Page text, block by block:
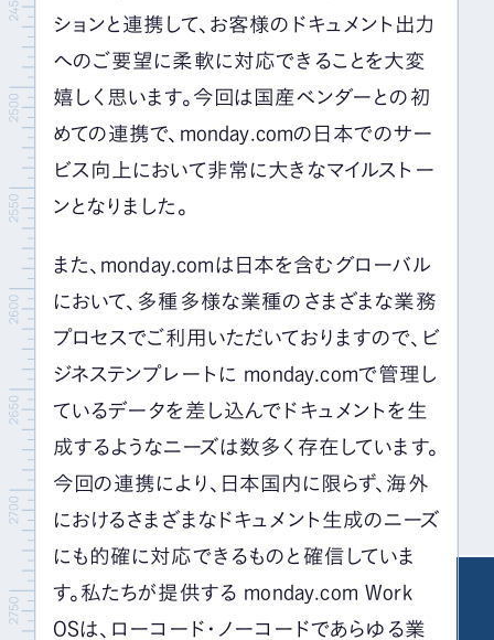
ションと連携して、お客様のドキュメント出力
へのご要望に柔軟に対応できることを大変
嬉しく思います。今回は国産ベンダーとの初
めての連携で、 monday.comの日本でのサー
ビス向上において非常に大きなマイルストー
ンとなりました。
また、 monday.comは日本を含むグローバル
において、多種多様な業種のさまざまな業務
プロセスでご利用いただいておりますので、ビ
ジネステンプレートに monday.comで管理し
ているデータを差し込んでドキュメントを生
成するようなニーズは数多く存在しています。
今回の連携により、日本国内に限らず、海外
におけるさまざまなドキュメント生成のニーズ
にも的確に対応できるものと確信していま
す。私たちが提供する monday.com Work
OSは、ローコード・ノーコードであらゆる業